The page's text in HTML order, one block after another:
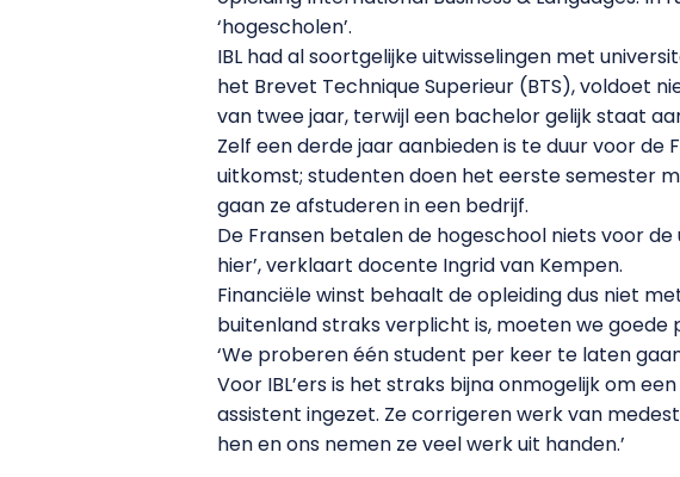
‘hogescholen’.
IBL had al soortgelijke uitwisselingen met
het Brevet Technique Superieur (BTS), voldoet
van twee jaar, terwijl een bachelor gelijk staat
Zelf een derde jaar aanbieden is te duur voor de
uitkomst; studenten doen het eerste semester
gaan ze afstuderen in een bedrijf.
De Fransen betalen de hogeschool niets voor de
hier’, verklaart docente Ingrid van Kempen.
Financiële winst behaalt de opleiding dus niet
buitenland straks verplicht is, moeten we goede
‘We proberen één student per keer te laten
Voor IBL’ers is het straks bijna onmogelijk om
assistent ingezet. Ze corrigeren werk van
hen en ons nemen ze veel werk uit handen.’